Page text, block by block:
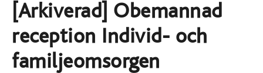
[Arkiverad] Obemannad
reception Individ- och
familjeomsorgen